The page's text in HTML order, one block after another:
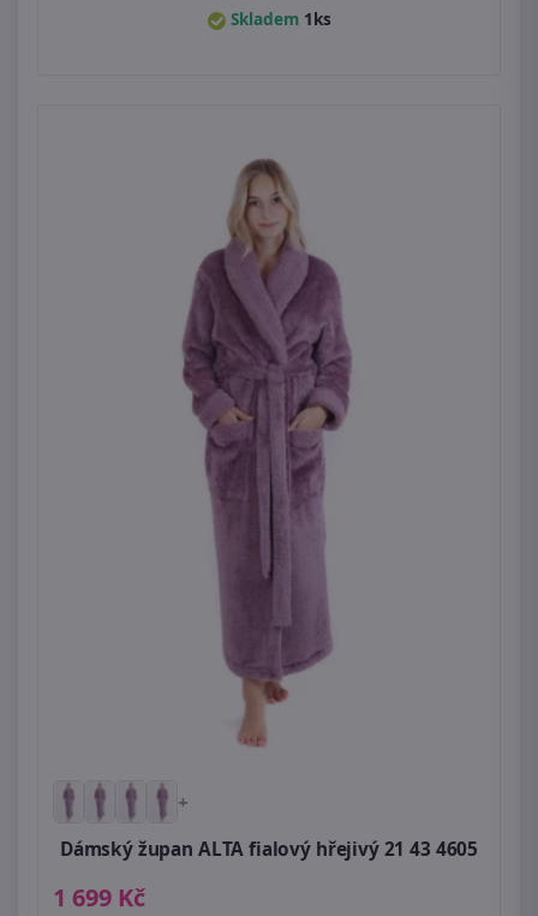
Skladem 1ks
+
Dámský župan ALTA fialový hřejivý 21 43 4605
1 699 Kč